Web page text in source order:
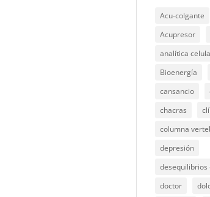
Acu-colgante
Acupresor
analítica
Bioenergía
cansancio
chacras
columna
depresión
desequilibrios
doctor